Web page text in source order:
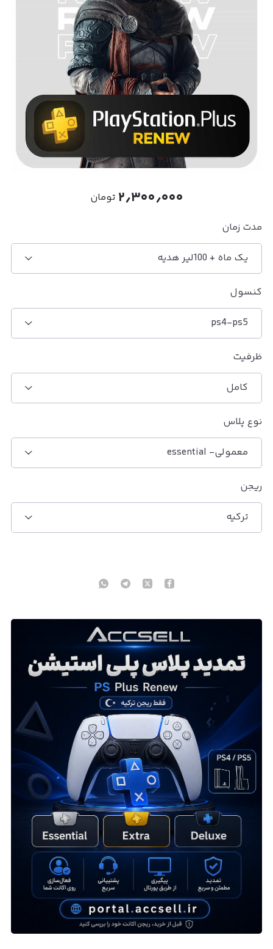
۲٫۳۰۰٫۰۰۰ تومان
مدت زمان
یک ماه + 100لیر هدیه
کنسول
ps4-ps5
ظرفیت
کامل
نوع پلاس
معمولی- essential
ریجن
ترکیه